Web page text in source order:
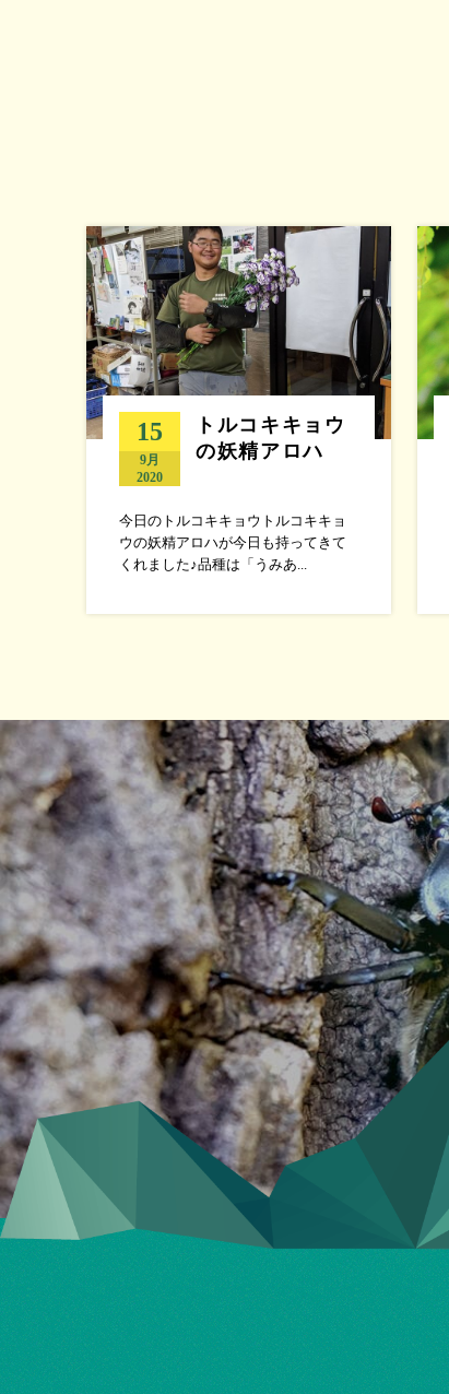
15
9月
2020
トルコキキョウ
の妖精アロハ
今日のトルコキキョウトルコキキョ
ウの妖精アロハが今日も持ってきて
くれました♪品種は「うみあ...